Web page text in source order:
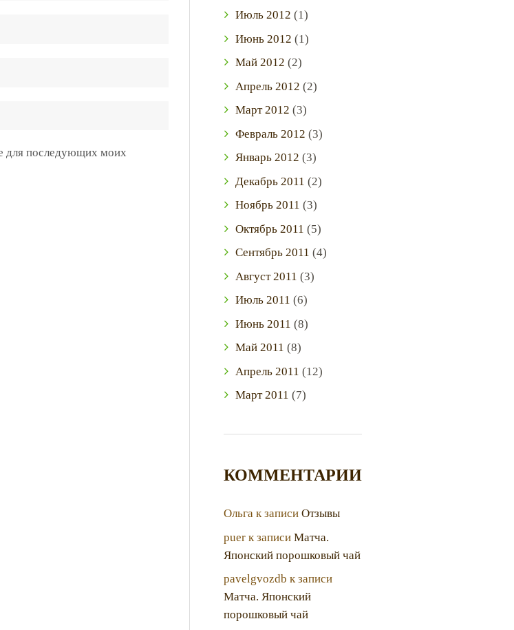
для последующих моих
Июль 2012 (1)
Июнь 2012 (1)
Май 2012 (2)
Апрель 2012 (2)
Март2012 (3)
Февраль 2012 (3)
Январь 2012 (3)
Декабрь 2011 (2)
Ноябрь 2011 (3)
Октябрь 2011 (5)
Сентябрь 2011 (4)
Август 2011 (3)
Июль 2011 (6)
Июнь 2011 (8)
Май 2011 (8)
Апрель 2011 (12)
Март2011 (7)
КОММЕНТАРИИ
Ольгак записи Отзывы
puerк записи Матча.
Японский порошковый чай
pavelgvozdb к записи
Матча. Японский
порошковый чай